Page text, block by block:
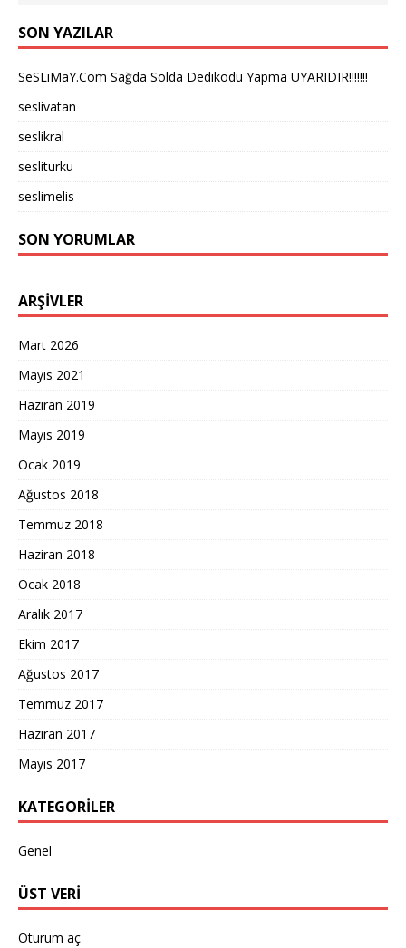
SON YAZILAR
SeSLiMaY.Com Sağda Solda Dedikodu Yapma UYARIDIR!!!!!!!
seslivatan
seslikral
sesliturku
seslimelis
SON YORUMLAR
ARŞIVLER
Mart 2026
Mayıs 2021
Haziran 2019
Mayıs 2019
Ocak 2019
Ağustos 2018
Temmuz 2018
Haziran 2018
Ocak 2018
Aralık 2017
Ekim 2017
Ağustos 2017
Temmuz 2017
Haziran 2017
Mayıs 2017
KATEGORILER
Genel
ÜST VERI
Oturum aç